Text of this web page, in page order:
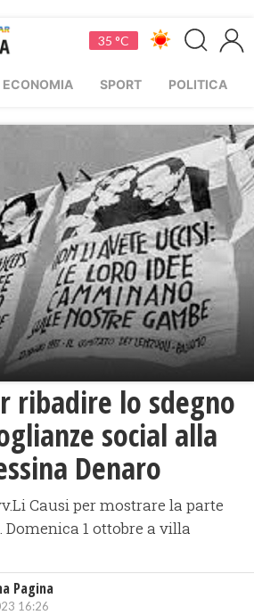
35 °C
ECONOMIA SPORT POLITICA
ribadire lo sdegno
social alla
Denaro
Causi per mostrare la parte
1 ottobre a villa
Pagina
16:26